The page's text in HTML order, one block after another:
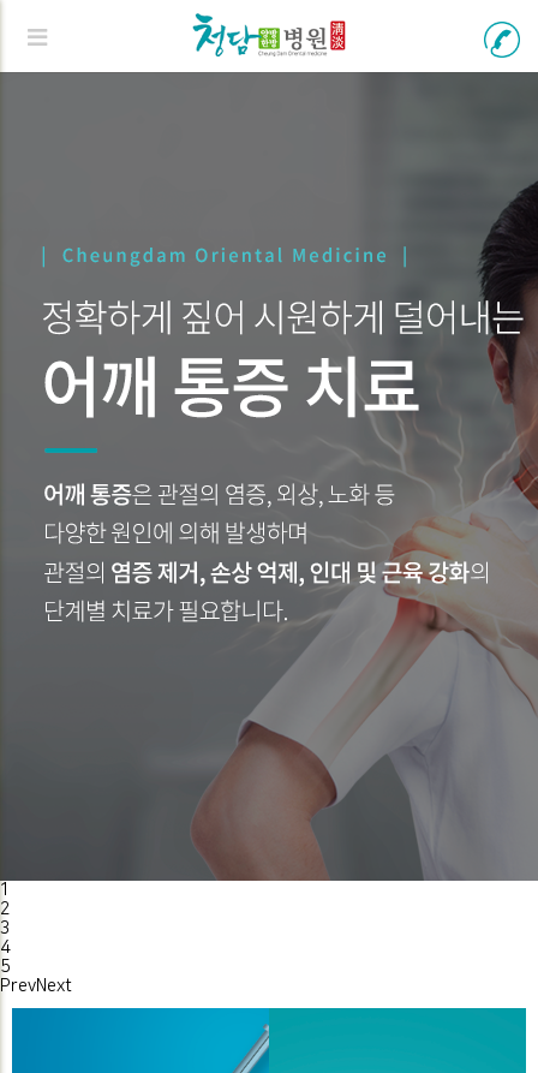
1
2
3
4
5
PrevNext